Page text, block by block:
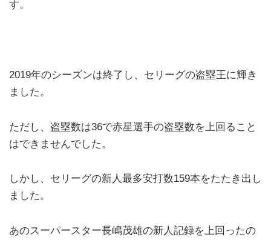
す。
2019年のシーズンは終了し、セリーグの盗塁王に輝き
ました。
ただし、盗塁数は36で赤星選手の盗塁数を上回ること
はできませんでした。
しかし、セリーグの新人最多安打数159本をたたき出し
ました。
あのスーパースター長嶋茂雄の新人記録を上回ったの